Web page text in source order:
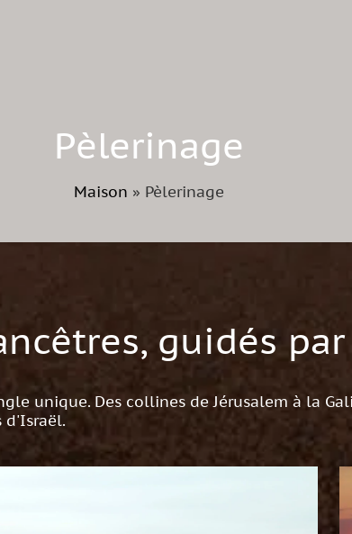
Pèlerinage
Maison » Pèlerinage
guidés
unique. Des collines de Jérusalem à la
d'Israël.